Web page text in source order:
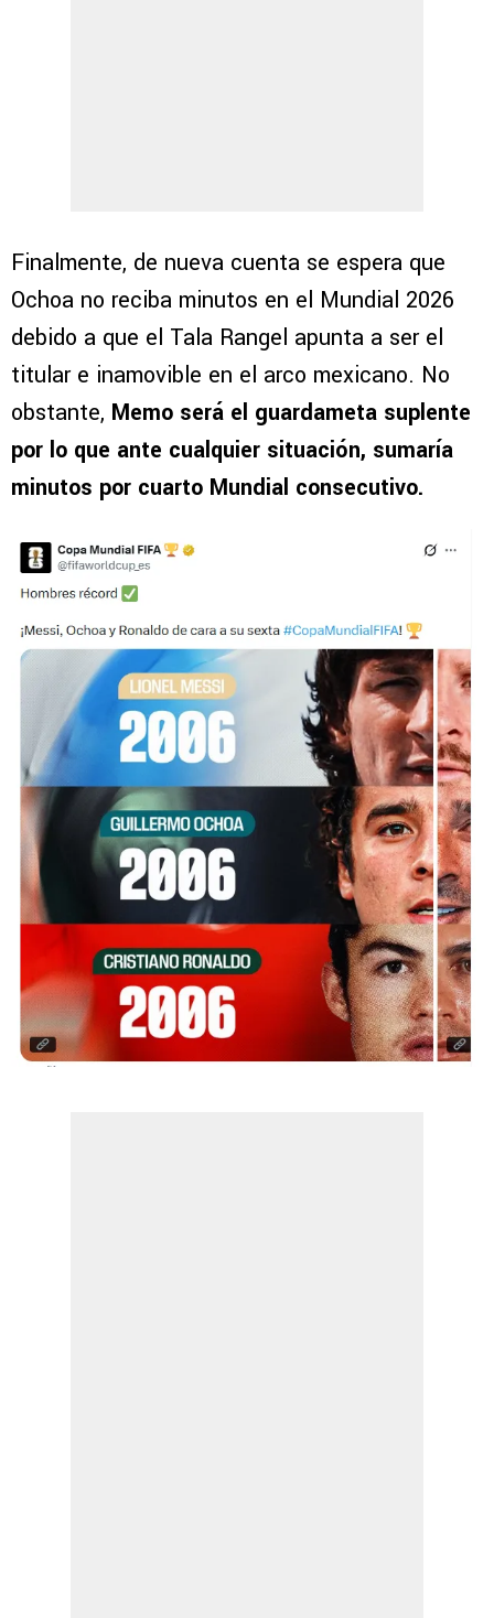
Finalmente, de nueva cuenta se espera que
Ochoa no reciba minutos en el Mundial 2026
debido a que el Tala Rangel apunta a ser el
titular e inamovible en el arco mexicano. No
obstante, Memo será el guardameta suplente
por lo que ante cualquier situación, sumaría
minutos por cuarto Mundial consecutivo.